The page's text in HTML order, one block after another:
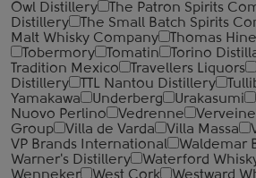
Owl Distillery
The Patron Spirits
Distillery
The Small Batch Spirits
Malt Whisky Company
Thomas Hine
Tobermory
Tomatin Torino
Tradition Mexico
Travellers Liquors
Distillery
TTL Nantou Distillery
Yamakawa
Underberg Urakasumi
Nuovo Perlino
Vedrenne Verveine
Group
Villa de Varda Villa Massa
VP Brands International
Waldemar
Warner's Distillery
Waterford